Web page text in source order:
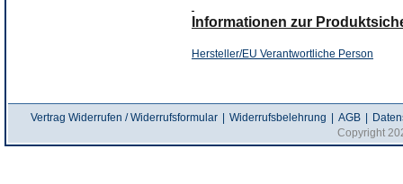
Informationen zur
Hersteller/EU Verantwortliche Person
Vertrag Widerrufen / Widerrufsformular Widerrufsbelehrung AGB
Copyright